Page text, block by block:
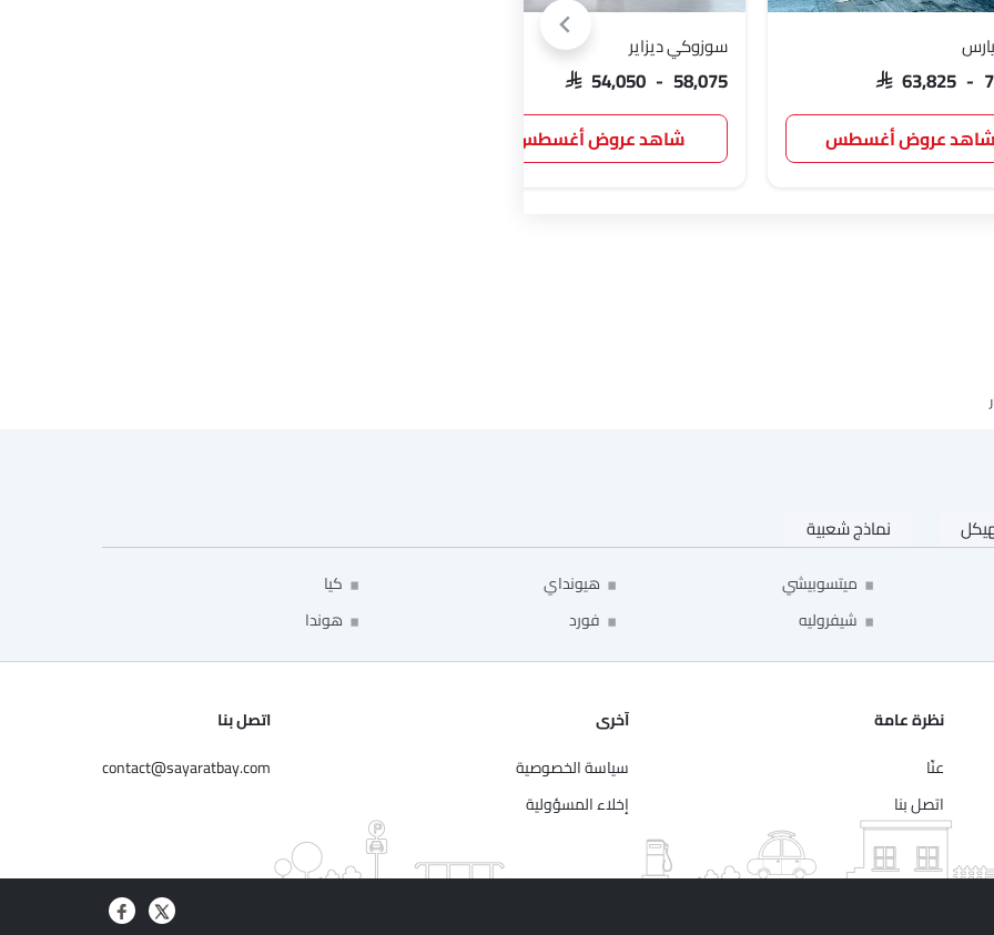
SAR 63,825 -
شاهد عروض أغسطس
سوزوكي ديزاير
SAR 54,050 - 58,075
شاهد عروض أغسطس
نماذج شعبية
ميتسوبيشي هيونداي
كيا
شيفروليه فورد هوندا
نظرة عامة
عنّا
اتصل بنا
آخرى
سياسة الخصوصية
إخلاء المسؤولية
اتصل بنا
contact@sayaratbay.com